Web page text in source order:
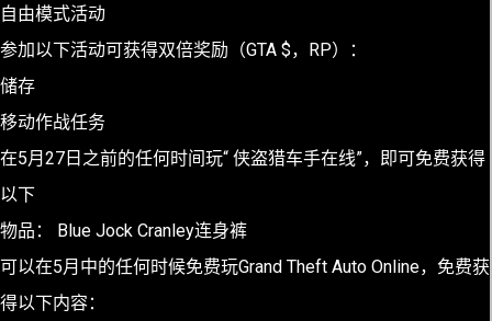
自由模式活动
参加以下活动可获得双倍奖励（GTA $，RP）：
储存
移动作战任务
在5月27日之前的任何时间玩“ 侠盗猎车手在线”，即可免费获得
以下
物品： Blue Jock Cranley连身裤
可以在5月中的任何时候免费玩Grand Theft Auto Online，免费获
得以下内容：